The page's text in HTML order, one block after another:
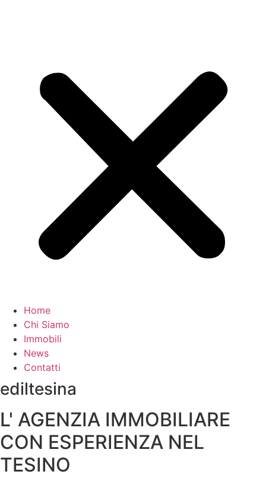
Home
Chi Siamo
Immobili
News
Contatti
ediltesina
L' AGENZIA IMMOBILIARE
CON ESPERIENZA NEL
TESINO